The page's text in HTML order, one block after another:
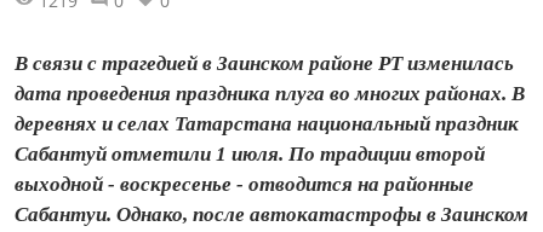
В связи с трагедией в Заинском районе РТ изменилась
дата проведения праздника плуга во многих районах. В
деревнях и селах Татарстана национальный праздник
Сабантуй отметили 1 июля. По традиции второй
выходной - воскресенье - отводится на районные
Сабантуи. Однако, после автокатастрофы в Заинском